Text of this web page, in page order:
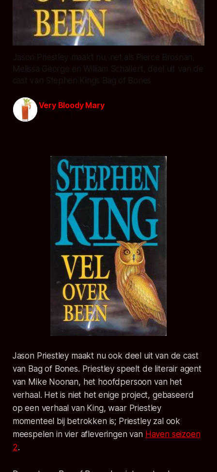
Jason Priestley maakt nu, net als Pierce Brosnan,
Melissa George en William Schallert, deel uit van de
cast van Stephen Kings Bag of Bones
Very Bloody Mary
Jason Priestley maakt nu ook deel uit van de cast
van Bag of Bones. Priestley speelt de literair agent
van Mike Noonan, het hoofdpersoon van het
verhaal. Het is niet het enige project, gebaseerd
op een verhaal van King, waar Priestley
momenteel bij betrokken is; Priestley zal ook
meespelen in vier afleveringen van Haven seizoen
2.